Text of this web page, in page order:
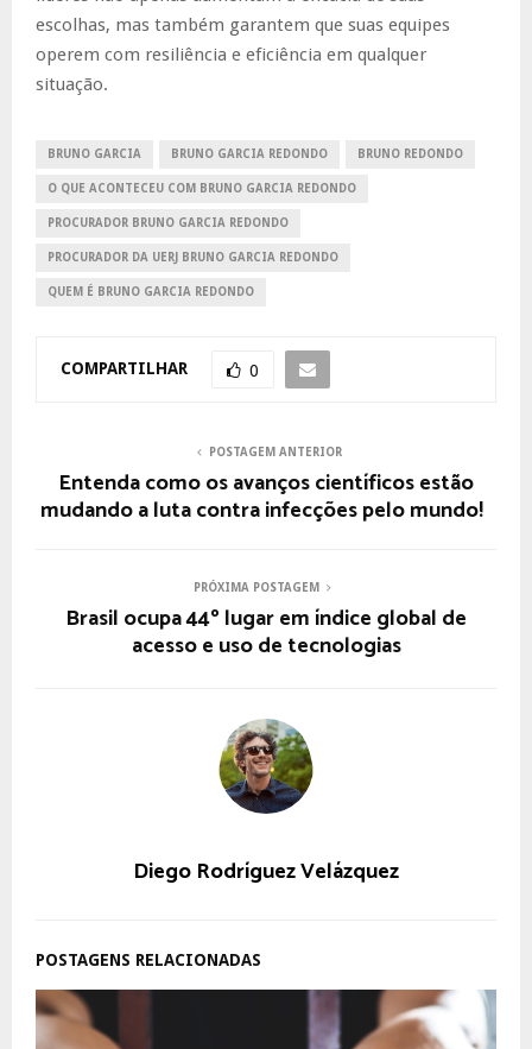
escolhas, mas também garantem que suas equipes
operem com resiliência e eficiência em qualquer
situação.
BRUNO GARCIA BRUNO GARCIA REDONDO BRUNO REDONDO
O QUE ACONTECEU COM BRUNO GARCIA REDONDO
PROCURADOR BRUNO GARCIA REDONDO
PROCURADOR DA UERJ BRUNO GARCIA REDONDO
QUEM É BRUNO GARCIA REDONDO
COMPARTILHAR 0
POSTAGEM ANTERIOR
Entenda como os avanços científicos estão
mudando a luta contra infecções pelo mundo!
PRÓXIMA POSTAGEM
Brasil ocupa 44º lugar em índice global de
acesso e uso de tecnologias
Diego Rodríguez Velázquez
POSTAGENS RELACIONADAS